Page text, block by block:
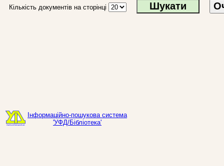
Кількість документів на сторінці
Інформаційно-пошукова система
'УФД/Бібліотека'